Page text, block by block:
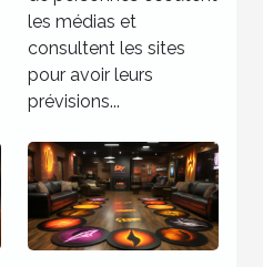
les médias et
consultent les sites
pour avoir leurs
prévisions...